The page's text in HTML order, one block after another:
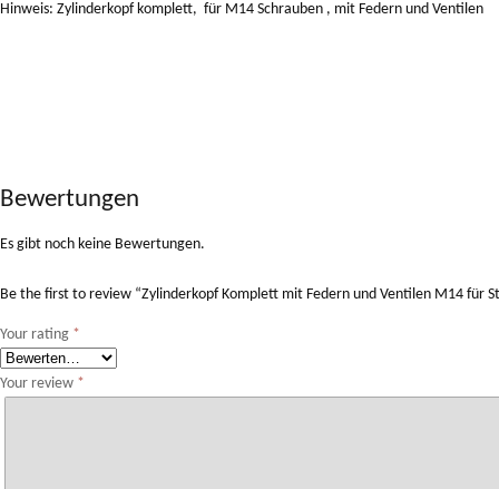
Hinweis: Zylinderkopf komplett, für M14 Schrauben , mit Federn und Ventilen
Bewertungen
Es gibt noch keine Bewertungen.
Be the first to review “Zylinderkopf Komplett mit Federn und Ventilen M14 für
Your rating *
Your review *